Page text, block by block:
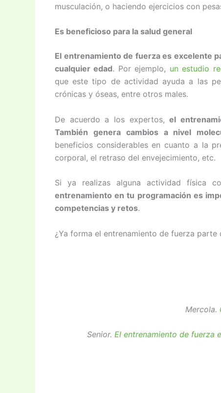
musculación, o haciendo ejercicios con
Es beneficioso para la salud general
El entrenamiento de fuerza es excelente
cualquier edad. Por ejemplo, un estudio
que este tipo de actividad ayuda a las
crónicas y óseas, entre otros males.
De acuerdo a los expertos,el
También genera cambios a nivel
beneficios considerables en cuanto a la
corporal, el retraso del envejecimiento, etc.
Si ya realizas alguna actividad física
entrenamiento en tu programación es
competencias y retos.
¿Ya forma el entrenamiento de fuerza parte
Mercola.
Senior. El entrenamiento de fuerza